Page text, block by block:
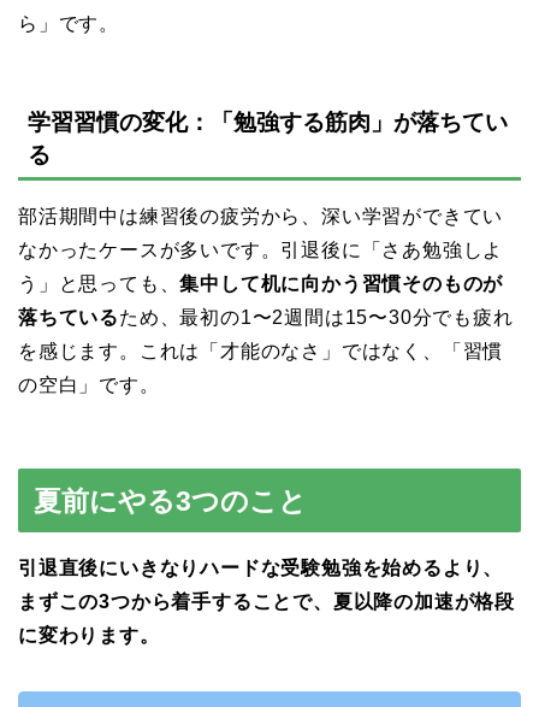
ら」です。
学習習慣の変化：「勉強する筋肉」が落ちてい
る
部活期間中は練習後の疲労から、深い学習ができてい
なかったケースが多いです。引退後に「さあ勉強しよ
う」と思っても、集中して机に向かう習慣そのものが
落ちているため、最初の1〜2週間は15〜30分でも疲れ
を感じます。これは「才能のなさ」ではなく、「習慣
の空白」です。
夏前にやる3つのこと
引退直後にいきなりハードな受験勉強を始めるより、
まずこの3つから着手することで、夏以降の加速が格段
に変わります。